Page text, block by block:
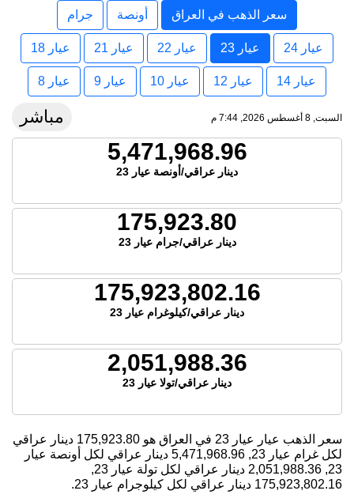
سعر الذهب في العراق أونصة جرام
عيار 24 عيار 23 عيار 22 عيار 21 عيار 18
عيار 14 عيار 12 عيار 10 عيار 9 عيار 8
السبت, 8 أغسطس 2026, 7:44 م مباشر
5,471,968.96
دينار عراقي/أونصة عيار 23
175,923.80
دينار عراقي/جرام عيار 23
175,923,802.16
دينار عراقي/كيلوغرام عيار 23
2,051,988.36
دينار عراقي/تولا عيار 23
سعر الذهب عيار عيار 23 في العراق هو 175,923.80 دينار عراقي
لكل غرام عيار 23,
5,471,968.96 دينار عراقي لكل أونصة عيار
23,
2,051,988.36 دينار عراقي لكل تولة عيار 23,
175,923,802.16 دينار عراقي لكل كيلوجرام عيار 23.